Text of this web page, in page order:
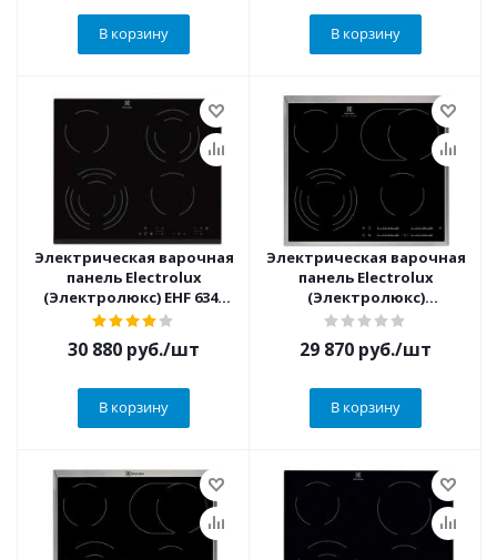
В корзину В корзину
Электрическая варочная
панель Electrolux
(Электролюкс) EHF 6343
FOK
30 880 руб./шт
В корзину
Электрическая варочная
панель Electrolux
(Электролюкс)
EHF46547XK
29 870 руб./шт
В корзину